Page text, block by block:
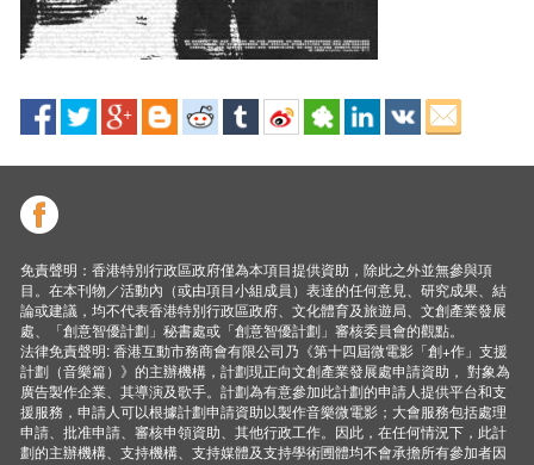
免責聲明：香港特別行政區政府僅為本項目提供資助，除此之外並無參與項
目。在本刊物／活動內（或由項目小組成員）表達的任何意見、研究成果、結
論或建議，均不代表香港特別行政區政府、文化體育及旅遊局、文創產業發展
處、「創意智優計劃」秘書處或「創意智優計劃」審核委員會的觀點。
法律免責聲明: 香港互動市務商會有限公司乃《第十四屆微電影「創+作」支援
計劃（音樂篇）》的主辦機構，計劃現正向文創產業發展處申請資助， 對象為
廣告製作企業、其導演及歌手。計劃為有意參加此計劃的申請人提供平台和支
援服務，申請人可以根據計劃申請資助以製作音樂微電影；大會服務包括處理
申請、批准申請、審核申領資助、其他行政工作。因此，在任何情況下，此計
劃的主辦機構、支持機構、支持媒體及支持學術圑體均不會承擔所有參加者因